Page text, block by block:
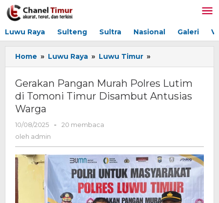
Lewati
ke
Luwu Raya Sulteng Sultra Nasional Galeri
Home » Luwu Raya » Luwu Timur »
Pangan
Polres
Lutim
Antusias
Warga
Gerakan Pangan Murah Polres Lutim
di Tomoni Timur Disambut Antusias
Warga
10/08/2025
oleh
-
20 membaca
oleh admin